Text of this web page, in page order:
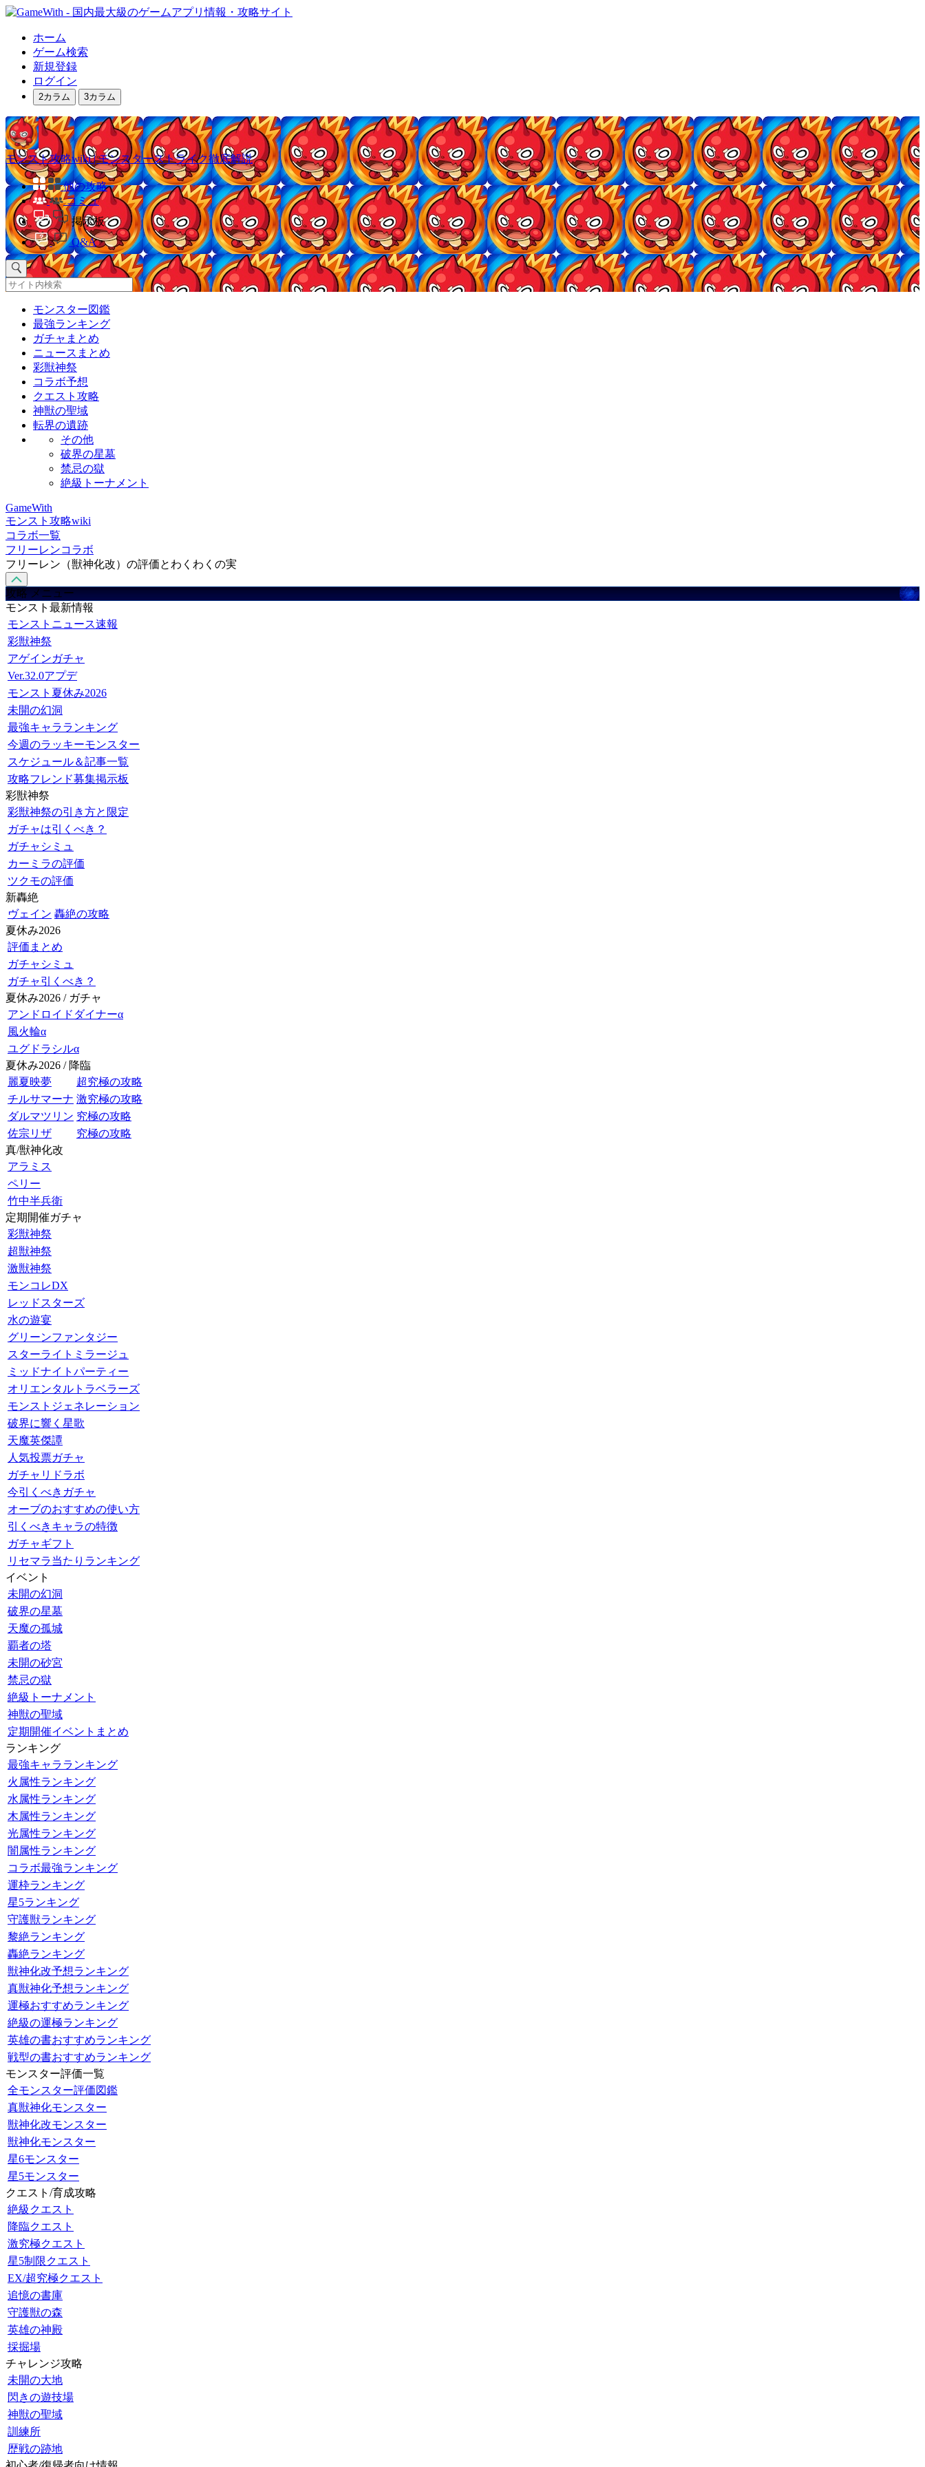
ホーム
ゲーム検索
新規登録
ログイン
2カラム 3カラム
モンスト攻略wiki | モンスターストライク徹底解説
他の攻略
コミュ
掲示板
Q&A
モンスター図鑑
最強ランキング
ガチャまとめ
ニュースまとめ
彩獣神祭
コラボ予想
クエスト攻略
神獣の聖域
転界の遺跡
その他
破界の星墓
禁忌の獄
絶級トーナメント
GameWith
モンスト攻略wiki
コラボ一覧
フリーレンコラボ
フリーレン（獣神化改）の評価とわくわくの実
攻略 メニュー
モンスト最新情報
モンストニュース速報
彩獣神祭
アゲインガチャ
Ver.32.0アプデ
モンスト夏休み2026
未開の幻洞
最強キャラランキング
今週のラッキーモンスター
スケジュール＆記事一覧
攻略フレンド募集掲示板
彩獣神祭
彩獣神祭の引き方と限定
ガチャは引くべき？
ガチャシミュ
カーミラの評価
ツクモの評価
新轟絶
ヴェイン 轟絶の攻略
夏休み2026
評価まとめ
ガチャシミュ
ガチャ引くべき？
夏休み2026 / ガチャ
アンドロイドダイナーα
風火輪α
ユグドラシルα
夏休み2026 / 降臨
麗夏映夢
超究極の攻略
チルサマーナ 激究極の攻略
ダルマツリン 究極の攻略
佐宗リザ
究極の攻略
真/獣神化改
アラミス
ペリー
竹中半兵衛
定期開催ガチャ
彩獣神祭
超獣神祭
激獣神祭
モンコレDX
レッドスターズ
水の遊宴
グリーンファンタジー
スターライトミラージュ
ミッドナイトパーティー
オリエンタルトラベラーズ
モンストジェネレーション
破界に響く星歌
天魔英傑譚
人気投票ガチャ
ガチャリドラボ
今引くべきガチャ
オーブのおすすめの使い方
引くべきキャラの特徴
ガチャギフト
リセマラ当たりランキング
イベント
未開の幻洞
破界の星墓
天魔の孤城
覇者の塔
未開の砂宮
禁忌の獄
絶級トーナメント
神獣の聖域
定期開催イベントまとめ
ランキング
最強キャラランキング
火属性ランキング
水属性ランキング
木属性ランキング
光属性ランキング
闇属性ランキング
コラボ最強ランキング
運枠ランキング
星5ランキング
守護獣ランキング
黎絶ランキング
轟絶ランキング
獣神化改予想ランキング
真獣神化予想ランキング
運極おすすめランキング
絶級の運極ランキング
英雄の書おすすめランキング
戦型の書おすすめランキング
モンスター評価一覧
全モンスター評価図鑑
真獣神化モンスター
獣神化改モンスター
獣神化モンスター
星6モンスター
星5モンスター
クエスト/育成攻略
絶級クエスト
降臨クエスト
激究極クエスト
星5制限クエスト
EX/超究極クエスト
追憶の書庫
守護獣の森
英雄の神殿
採掘場
チャレンジ攻略
未開の大地
閃きの遊技場
神獣の聖域
訓練所
歴戦の跡地